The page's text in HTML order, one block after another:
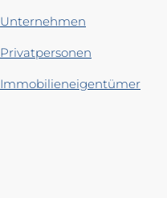
Unternehmen
Privatpersonen
Immobilieneigentümer